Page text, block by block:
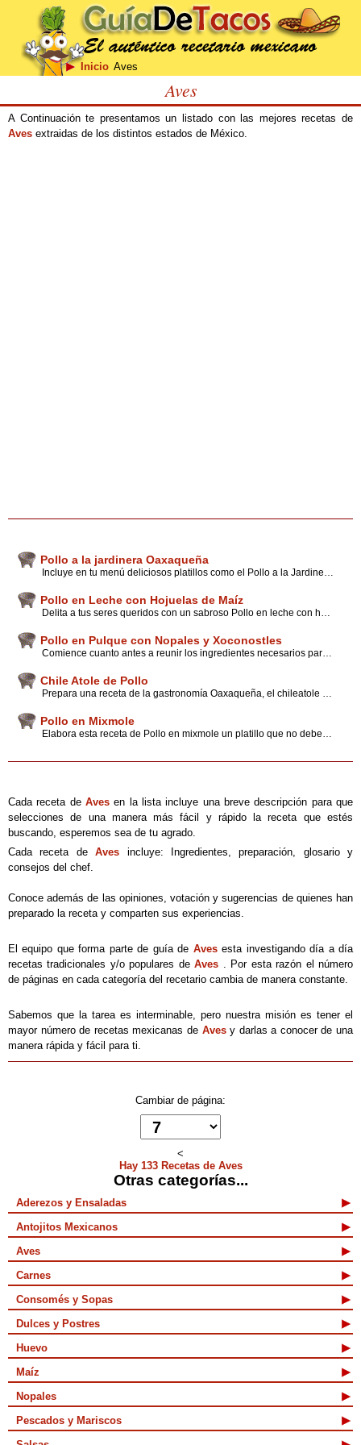
Inicio Aves
Aves
A Continuación te presentamos un listado con las mejores recetas de
Aves extraidas de los distintos estados de México.
Pollo a la jardinera Oaxaqueña
Pollo en Leche con Hojuelas de Maíz
Pollo en Pulque con Nopales y Xoconostles
Chile Atole de Pollo
Pollo en Mixmole
Cada receta de Aves en la lista incluye una breve descripción para que
selecciones de una manera más fácil y rápido la receta que estés
buscando, esperemos sea de tu agrado.
Cada receta deAves incluye: Ingredientes, preparación, glosario y
consejos del chef.
Conoce además de las opiniones, votación y sugerencias de quienes han
preparado la receta y comparten sus experiencias.
El equipo que forma parte de guía de Avesesta investigando día a día
recetas tradicionales y/o populares deAves . Por esta razón el número
de páginas en cada categoría del recetario cambia de manera constante.
Sabemos que la tarea es interminable, pero nuestra misión es tener el
mayor número de recetas mexicanas de Avesy darlas a conocer de una
manera rápida y fácil para ti.
Cambiar de página:
<
Hay 133 Recetas de Aves
Otras categorías...
Aderezos y Ensaladas
Antojitos Mexicanos
Aves
Carnes
Consomés y Sopas
Dulces y Postres
Huevo
Maíz
Nopales
Pescados y Mariscos